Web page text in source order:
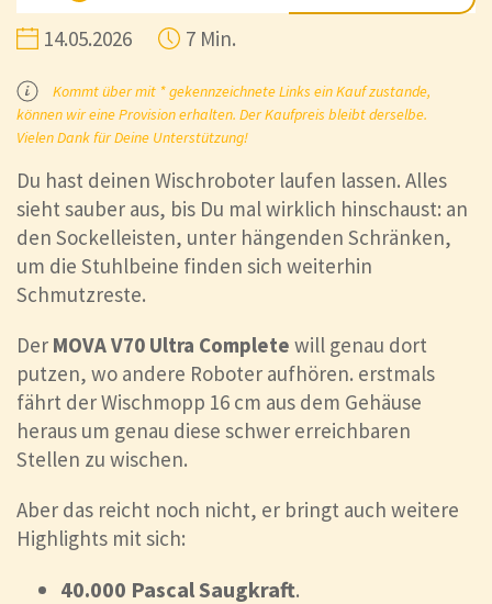
14.05.2026 7 Min.
Kommt über mit * gekennzeichnete Links ein Kauf zustande,
können wir eine Provision erhalten. Der Kaufpreis bleibt derselbe.
Vielen Dank für Deine Unterstützung!
Du hast deinen Wischroboter laufen lassen. Alles
sieht sauber aus, bis Du mal wirklich hinschaust: an
den Sockelleisten, unter hängenden Schränken,
um die Stuhlbeine finden sich weiterhin
Schmutzreste.
Der MOVA V70 Ultra Complete will genau dort
putzen, wo andere Roboter aufhören. erstmals
fährt der Wischmopp 16 cm aus dem Gehäuse
heraus um genau diese schwer erreichbaren
Stellen zu wischen.
Aber das reicht noch nicht, er bringt auch weitere
Highlights mit sich:
40.000 Pascal Saugkraft.